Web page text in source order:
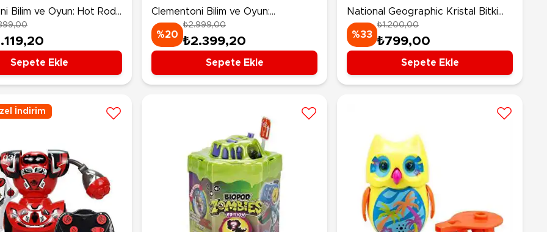
Bilim ve Oyun: Hot Rod
Truck
Sepete Ekle
Clementoni Bilim ve Oyun:
Dünyadaki Hayvanların Tarihi
%20
₺2.999,00
₺2.399,20
Sepete Ekle
National Geographic Kristal Bitki
Kiti
%33
₺1.200,00
₺799,00
Sepete Ekle
İndirim